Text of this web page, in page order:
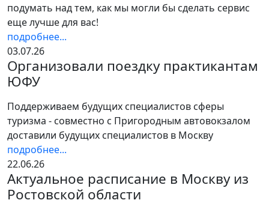
подумать над тем, как мы могли бы сделать сервис
еще лучше для вас!
подробнее...
03.07.26
Организовали поездку практикантам
ЮФУ
Поддерживаем будущих специалистов сферы
туризма - совместно с Пригородным автовокзалом
доставили будущих специалистов в Москву
подробнее...
22.06.26
Актуальное расписание в Москву из
Ростовской области